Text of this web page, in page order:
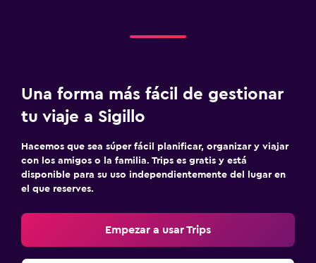
Una forma más fácil de gestionar
tu viaje a Sigillo
Hacemos que sea súper fácil planificar, organizar y viajar
con los amigos o la familia. Trips es gratis y está
disponible para su uso independientemente del lugar en
el que reserves.
Empezar a usar Trips